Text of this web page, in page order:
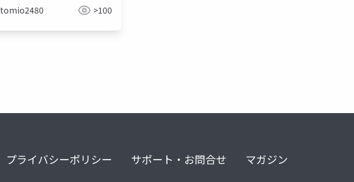
tomio2480 >100
プライバシーポリシー サポート・お問合せ マガジン